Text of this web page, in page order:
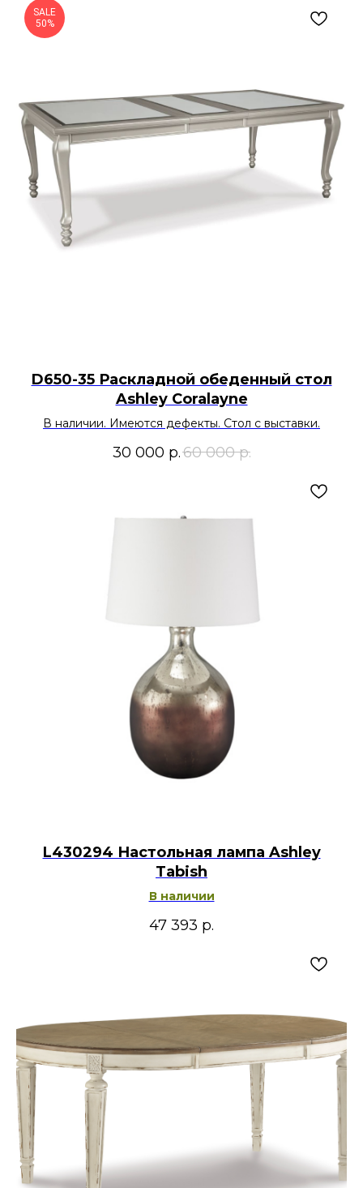
SALE
50%
D650-35 Раскладной обеденный стол
Ashley Coralayne
В наличии. Имеются дефекты. Стол с выставки.
30 000 р.60 000 р.
L430294 Настольная лампа Ashley
Tabish
В наличии
47 393 р.